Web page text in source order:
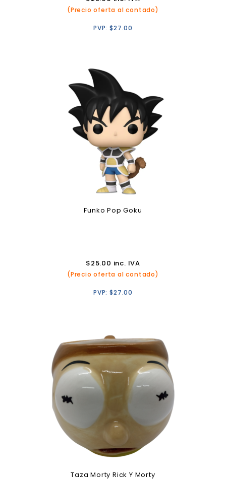
(Precio oferta al contado)
PVP:$27.00
Funko Pop Goku
$25.00 inc. IVA
(Precio oferta al contado)
PVP:$27.00
Taza Morty Rick Y Morty